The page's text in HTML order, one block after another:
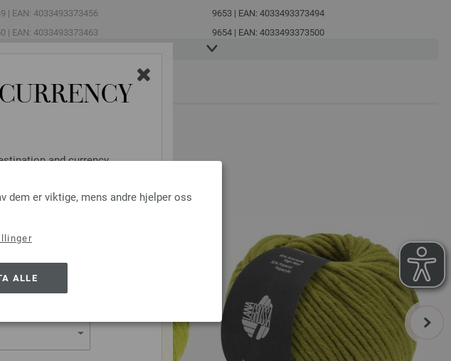
and currency.
America
dem er viktige, mens andre hjelper oss
ALLE
| EAN: 4033493373456
| EAN: 4033493373463
| EAN: 4033493373470
9653 | EAN: 4033493373494
9654 | EAN: 4033493373500
next